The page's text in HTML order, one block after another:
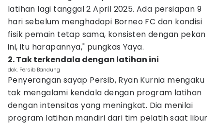
latihan lagi tanggal 2 April 2025. Ada persiapan 9
hari sebelum menghadapi Borneo FC dan kondisi
fisik pemain tetap sama, konsisten dengan pekan
ini, itu harapannya," pungkas Yaya.
2. Tak terkendala dengan latihan ini
dok. Persib Bandung
Penyerangan sayap Persib, Ryan Kurnia mengaku
tak mengalami kendala dengan program latihan
dengan intensitas yang meningkat. Dia menilai
program latihan mandiri dari tim pelatih saat libur